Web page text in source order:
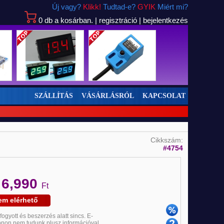
0 db a kosárban. | regisztráció | bejelentkezés
Új vagy? Klikk! Tudtad-e? GYIK Miért mi?
SZÁLLÍTÁS VÁSÁRLÁSRÓL KAPCSOLAT
Cikkszám:
#4754
6,990 Ft
elérhető
és beszerzés alatt sincs. E-